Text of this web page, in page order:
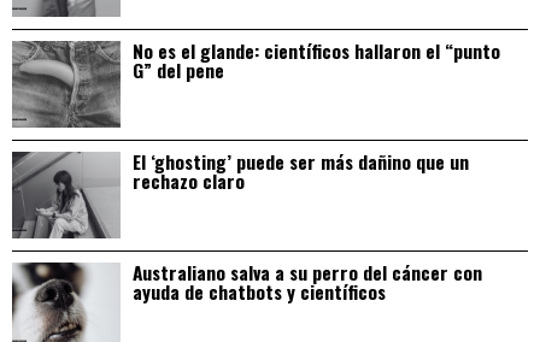
No es el glande: científicos hallaron el “punto
G” del pene
El ‘ghosting’ puede ser más dañino que un
rechazo claro
Australiano salva a su perro del cáncer con
ayuda de chatbots y científicos